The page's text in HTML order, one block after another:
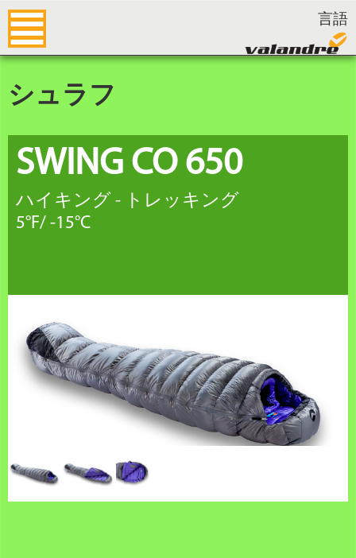
言語
シュラフ
SWING CO 650
ハイキング - トレッキング
5°F/ -15°C